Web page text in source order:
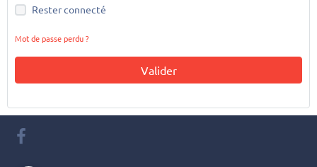
Rester connecté
Mot de passe perdu ?
Valider